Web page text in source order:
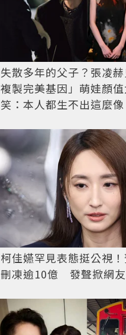
失散多年的父子？張凌
複製完美基因」萌娃顏
笑：本人都生不出這麼像
柯佳嬿罕見表態挺公視
刪凍逾10億 發聲掀網